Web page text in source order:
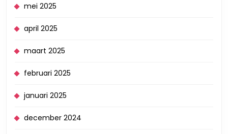
mei 2025
april 2025
maart 2025
februari 2025
januari 2025
december 2024